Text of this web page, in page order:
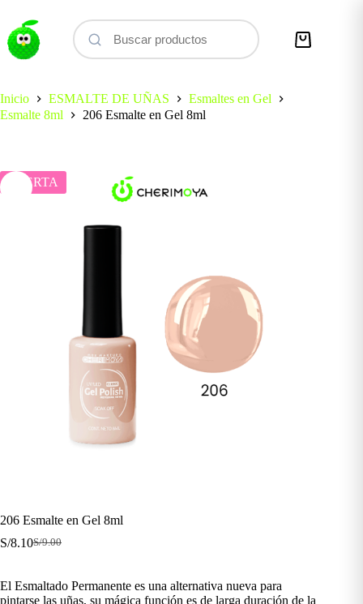
contenido
Carro
Inicio
ESMALTE DE UÑAS
Esmaltes en Gel
Esmalte 8ml
206 Esmalte en Gel 8ml
OFERTA
206 Esmalte en Gel 8ml
S/9.00
El
era:
S/8.10El
es:
El Esmaltado Permanente es una alternativa nueva para
pintarse las uñas, su mágica función es de larga duración de la